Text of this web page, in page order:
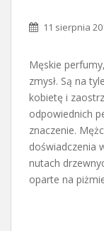
11 sierpnia
Męskie
zmysł. Są na
kobietę i
odpowiednich
znaczenie.
doświadczenia
nutach
oparte na